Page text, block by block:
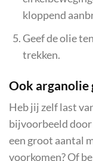
kloppend
Geef de olie
trekken.
Ook arganolie
Heb jij zelf last
bijvoorbeeld
een groot aantal
voorkomen? Of